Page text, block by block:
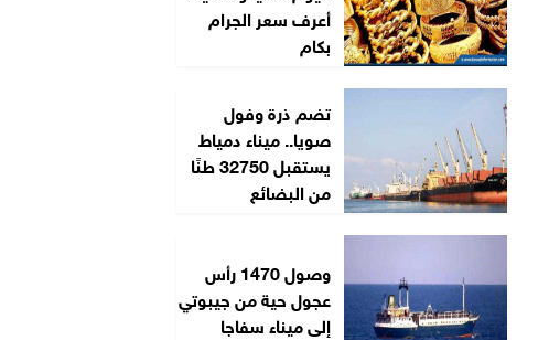
أعرف سعر الجرام
بكام
تضم ذرة وفول
صويا.. ميناء دمياط
يستقبل 32750 طنًا
من البضائع
وصول 1470 رأس
عجول حية من جيبوتي
إلى ميناء سفاجا